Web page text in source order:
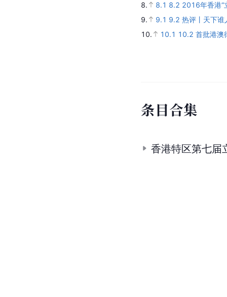
8.
8.1 8.2 2016年香港“
9.
9.1 9.2 热评丨天下谁
10.
10.1 10.2 首批港澳
条目合集
香港特区第七届